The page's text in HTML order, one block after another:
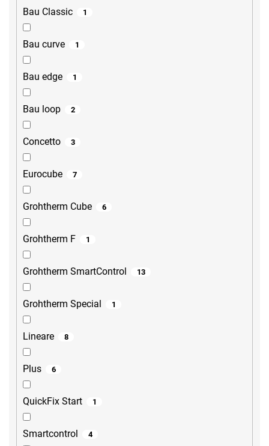
Bau Classic 1
Bau curve 1
Bau edge 1
Bau loop 2
Concetto 3
Eurocube 7
Grohtherm Cube 6
Grohtherm F 1
Grohtherm SmartControl 13
Grohtherm Special 1
Lineare 8
Plus 6
QuickFix Start 1
Smartcontrol 4